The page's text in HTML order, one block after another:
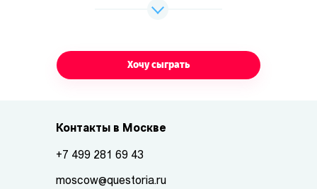
Хочу сыграть
Контакты в Москве
+7 499 281 69 43
moscow@questoria.ru